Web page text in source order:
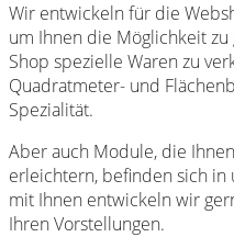
Wir entwickeln für die
um Ihnen die Möglichkeit
Shop spezielle Waren zu
Quadratmeter- und
Spezialität.
Aber auch Module, die
erleichtern, befinden sich in
mit Ihnen entwickeln wir
Ihren Vorstellungen.